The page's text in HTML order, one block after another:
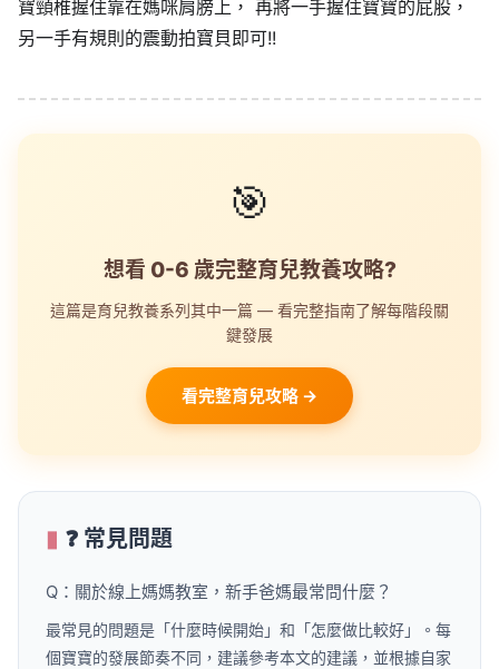
寶頸椎握住靠在媽咪肩膀上， 再將一手握住寶寶的屁股，
另一手有規則的震動拍寶貝即可!!
🎯
想看 0-6 歲完整育兒教養攻略?
這篇是育兒教養系列其中一篇 — 看完整指南了解每階段關
鍵發展
看完整育兒攻略 →
❓ 常見問題
Q：關於線上媽媽教室，新手爸媽最常問什麼？
最常見的問題是「什麼時候開始」和「怎麼做比較好」。每
個寶寶的發展節奏不同，建議參考本文的建議，並根據自家